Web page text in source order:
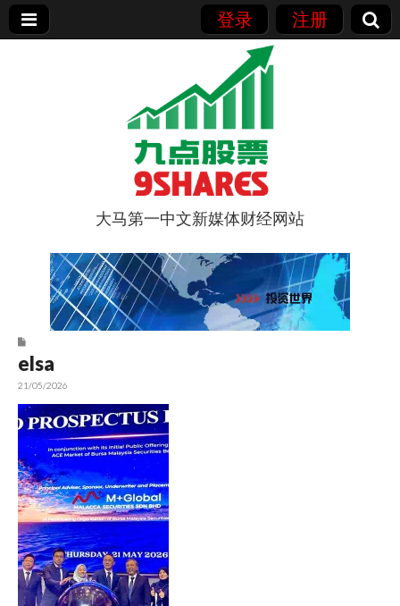
登录 注册
9点股票
大马第一中文新媒体财经网站
elsa
21/05/2026